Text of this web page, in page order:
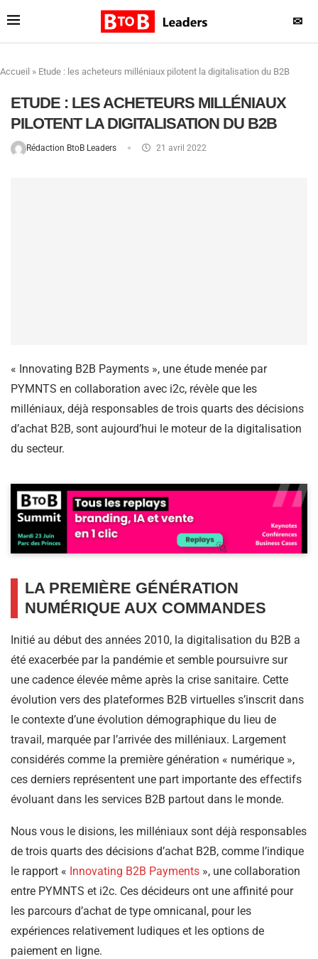
✉
Accueil » Etude : les acheteurs milléniaux pilotent la digitalisation du B2B
ETUDE : LES ACHETEURS MILLÉNIAUX
PILOTENT LA DIGITALISATION DU B2B
Rédaction BtoB Leaders 21 avril 2022
« Innovating B2B Payments », une étude menée par
PYMNTS en collaboration avec i2c, révèle que les
milléniaux, déjà responsables de trois quarts des décisions
d’achat B2B, sont aujourd’hui le moteur de la digitalisation
du secteur.
LA PREMIÈRE GÉNÉRATION
NUMÉRIQUE AUX COMMANDES
Initié au début des années 2010, la digitalisation du B2B a
été exacerbée par la pandémie et semble poursuivre sur
une cadence élevée même après la crise sanitaire. Cette
évolution vers des plateformes B2B virtuelles s’inscrit dans
le contexte d’une évolution démographique du lieu de
travail, marquée par l’arrivée des milléniaux. Largement
considérés comme la première génération « numérique »,
ces derniers représentent une part importante des effectifs
évoluant dans les services B2B partout dans le monde.
Nous vous le disions, les milléniaux sont déjà responsables
de trois quarts des décisions d’achat B2B, comme l’indique
le rapport « Innovating B2B Payments », une collaboration
entre PYMNTS et i2c. Ces décideurs ont une affinité pour
les parcours d’achat de type omnicanal, pour les
expériences relativement ludiques et les options de
paiement en ligne.